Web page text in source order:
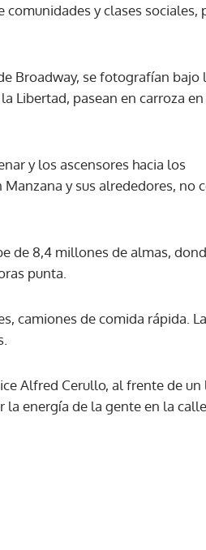
y clases sociales,
Broadway, se fotografían bajo
Libertad, pasean en carroza en
y los ascensores hacia los
y sus alrededores, no
de 8,4 millones de almas,
punta.
camiones de comida rápida.
Alfred Cerullo, al frente de
la energía de la gente en la